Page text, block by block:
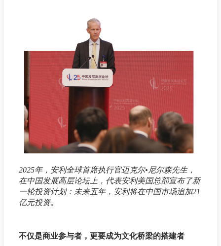
2025年，安利全球首席执行官迈克尔•尼尔森先生，
在中国发展高层论坛上，代表安利美国总部宣布了新
一轮投资计划：未来五年，安利将在中国市场追加21
亿元投资。
不仅是商业参与者，更要成为文化桥梁的搭建者